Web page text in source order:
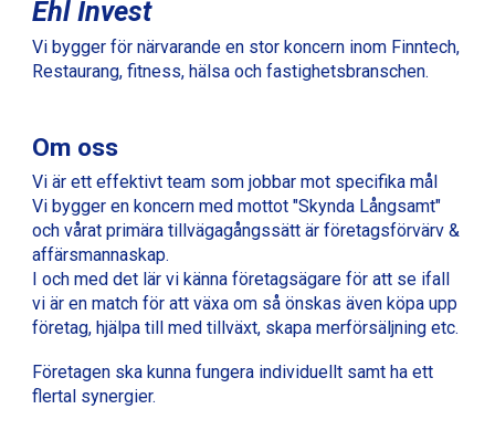
Ehl Invest
Vi bygger för närvarande en stor koncern inom Finntech,
Restaurang, fitness, hälsa och fastighetsbranschen.
Om oss
Vi är ett effektivt team som jobbar mot specifika mål
Vi bygger en koncern med mottot "Skynda Långsamt"
och vårat primära tillvägagångssätt är företagsförvärv &
affärsmannaskap.
I och med det lär vi känna företagsägare för att se ifall
vi är en match för att växa om så önskas även köpa upp
företag, hjälpa till med tillväxt, skapa merförsäljning etc.
Företagen ska kunna fungera individuellt samt ha ett
flertal synergier.